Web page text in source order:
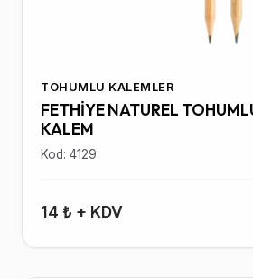
TOHUMLU KALEMLER
FETHİYE NATUREL
KALEM
Kod: 4129
14 ₺ + KDV